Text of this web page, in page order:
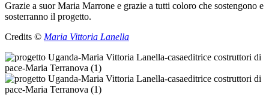
Grazie a suor Maria Marrone e grazie a tutti coloro che sostengono e
sosterranno il progetto.
Credits © Maria Vittoria Lanella